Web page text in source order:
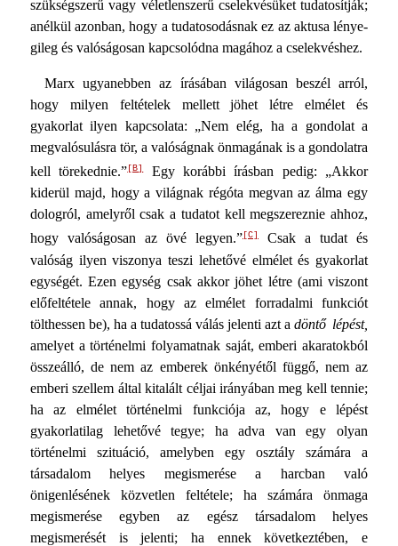
szükségszerű vagy véletlenszerű cselekvésüket tudatosítják;
anélkül azonban, hogy a tudatosodásnak ez az aktusa lénye­
gileg és valóságosan kapcsolódna magához a cselekvéshez.
Marx ugyanebben az írásában világosan beszél arról,
hogy milyen feltételek mellett jöhet létre elmélet és
gyakorlat ilyen kapcsolata: „Nem elég, ha a gondolat a
megvalósulásra tör, a valóságnak önmagának is a gondolatra
kell törekednie.” [B] Egy korábbi írásban pedig: „Akkor
kiderül majd, hogy a világ­nak régóta megvan az álma egy
dologról, amelyről csak a tu­datot kell megszereznie ahhoz,
hogy valóságosan az övé le­gyen.” [C]
Csak a tudat és
valóság ilyen viszonya teszi lehetővé elmélet és gyakorlat
egységét. Ezen egység csak akkor jöhet létre (ami viszont
előfeltétele annak, hogy az elmélet forra­dalmi funkciót
tölthessen be), ha a tudatossá válás jelenti azt a döntő lépést,
amelyet a történelmi folyamatnak saját, em­beri akaratokból
összeálló, de nem az emberek önkényétől függő, nem az
emberi szellem által kitalált céljai irányában meg kell tennie;
ha az elmélet történelmi funkciója az, hogy e lépést
gyakorlatilag lehetővé tegye; ha adva van egy olyan
történelmi szituáció, amelyben egy osztály számára a
társada­lom helyes megismerése a harcban való
önigenlésének köz­vetlen feltétele; ha számára önmaga
megismerése egyben az egész társadalom helyes
megismerését is jelenti; ha ennek kö­vetkeztében, e